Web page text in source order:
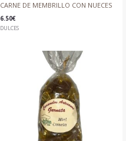
CARNE DE MEMBRILLO CON NUECES
6.50€
DULCES